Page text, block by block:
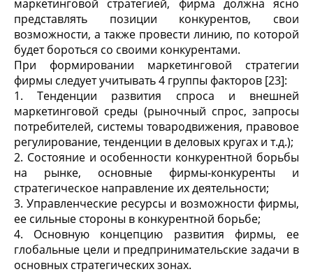
маркетинговой стратегией, фирма должна ясно
представлять позиции конкурентов, свои
возможности, а также провести линию, по которой
будет бороться со своими конкурентами.
При формировании маркетинговой стратегии
фирмы следует учитывать 4 группы факторов [23]:
1. Тенденции развития спроса и внешней
маркетинговой среды (рыночный спрос, запросы
потребителей, системы товародвижения, правовое
регулирование, тенденции в деловых кругах и т.д.);
2. Состояние и особенности конкурентной борьбы
на рынке, основные фирмы-конкуренты и
стратегическое направление их деятельности;
3. Управленческие ресурсы и возможности фирмы,
ее сильные стороны в конкурентной борьбе;
4. Основную концепцию развития фирмы, ее
глобальные цели и предпринимательские задачи в
основных стратегических зонах.